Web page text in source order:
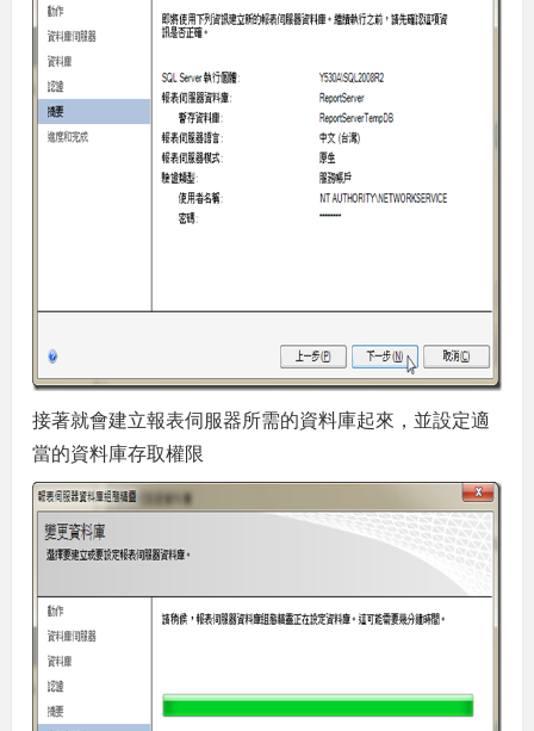
接著就會建立報表伺服器所需的資料庫起來，並設定適
當的資料庫存取權限